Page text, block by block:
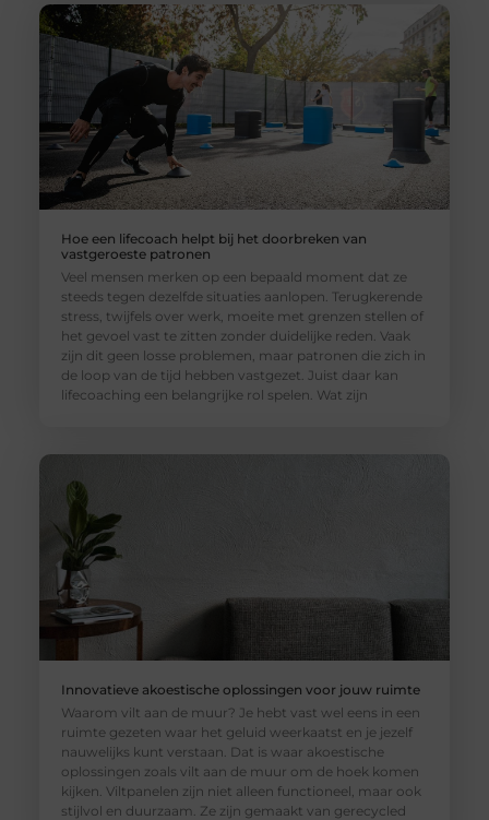
Hoe een lifecoach helpt bij het doorbreken van
vastgeroeste patronen
Veel mensen merken op een bepaald moment dat ze
steeds tegen dezelfde situaties aanlopen. Terugkerende
stress, twijfels over werk, moeite met grenzen stellen of
het gevoel vast te zitten zonder duidelijke reden. Vaak
zijn dit geen losse problemen, maar patronen die zich in
de loop van de tijd hebben vastgezet. Juist daar kan
lifecoaching een belangrijke rol spelen. Wat zijn
Innovatieve akoestische oplossingen voor jouw ruimte
Waarom vilt aan de muur? Je hebt vast wel eens in een
ruimte gezeten waar het geluid weerkaatst en je jezelf
nauwelijks kunt verstaan. Dat is waar akoestische
oplossingen zoals vilt aan de muur om de hoek komen
kijken. Viltpanelen zijn niet alleen functioneel, maar ook
stijlvol en duurzaam. Ze zijn gemaakt van gerecycled